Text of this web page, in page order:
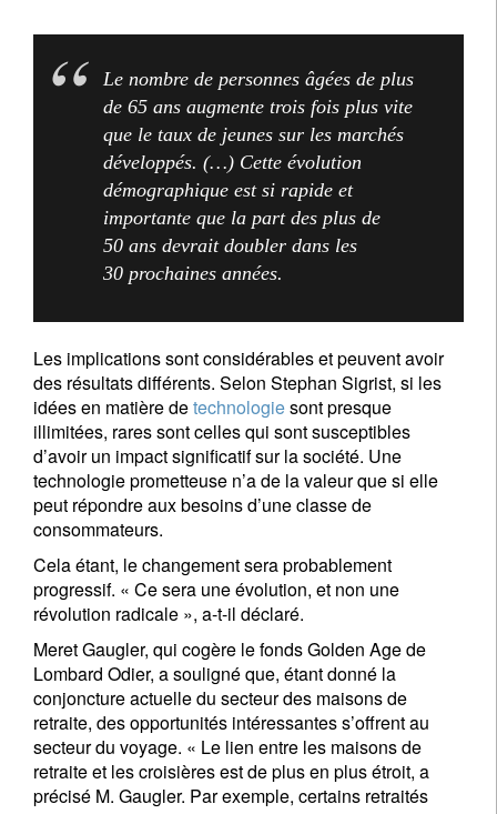
Le nombre de personnes âgées de plus
de 65 ans augmente trois fois plus vite
que le taux de jeunes sur les marchés
développés. (…) Cette évolution
démographique est si rapide et
importante que la part des plus de
50 ans devrait doubler dans les
30 prochaines années.
Les implications sont considérables et peuvent avoir
des résultats différents. Selon Stephan Sigrist, si les
idées en matière detechnologiesont presque
illimitées, rares sont celles qui sont susceptibles
d’avoir un impact significatif sur la société. Une
technologie prometteuse n’a de la valeur que si elle
peut répondre aux besoins d’une classe de
consommateurs.
Cela étant, le changement sera probablement
progressif. « Ce sera une évolution, et non une
révolution radicale », a-t-il déclaré.
Meret Gaugler, qui cogère le fonds Golden Age de
Lombard Odier, a souligné que, étant donné la
conjoncture actuelle du secteur des maisons de
retraite, des opportunités intéressantes s’offrent au
secteur du voyage. « Le lien entre les maisons de
retraite et les croisières est de plus en plus étroit, a
précisé M. Gaugler. Par exemple, certains retraités